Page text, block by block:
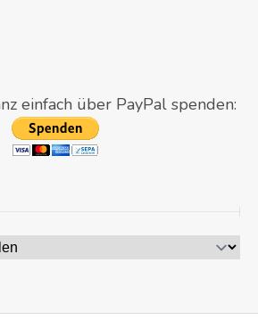
einfach über PayPal spenden: